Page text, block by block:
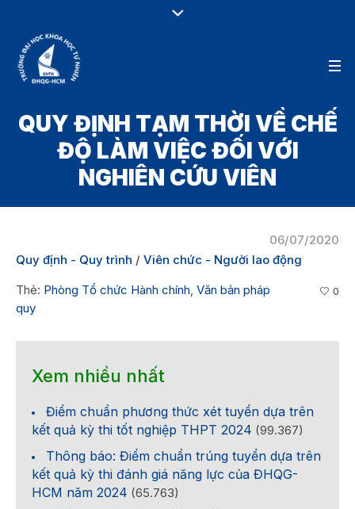
QUY ĐỊNH TẠM THỜI VỀ CHẾ
ĐỘ LÀM VIỆC ĐỐI VỚI
NGHIÊN CỨU VIÊN
06/07/2020
Quy định - Quy trình / Viên chức - Người lao động
Thẻ: Phòng Tổ chức Hành chính, Văn bản pháp
quy
0
Xem nhiều nhất
Điểm chuẩn phương thức xét tuyển dựa trên
kết quả kỳ thi tốt nghiệp THPT 2024 (99.367)
Thông báo: Điểm chuẩn trúng tuyển dựa trên
kết quả kỳ thi đánh giá năng lực của ĐHQG-
HCM năm 2024 (65.763)